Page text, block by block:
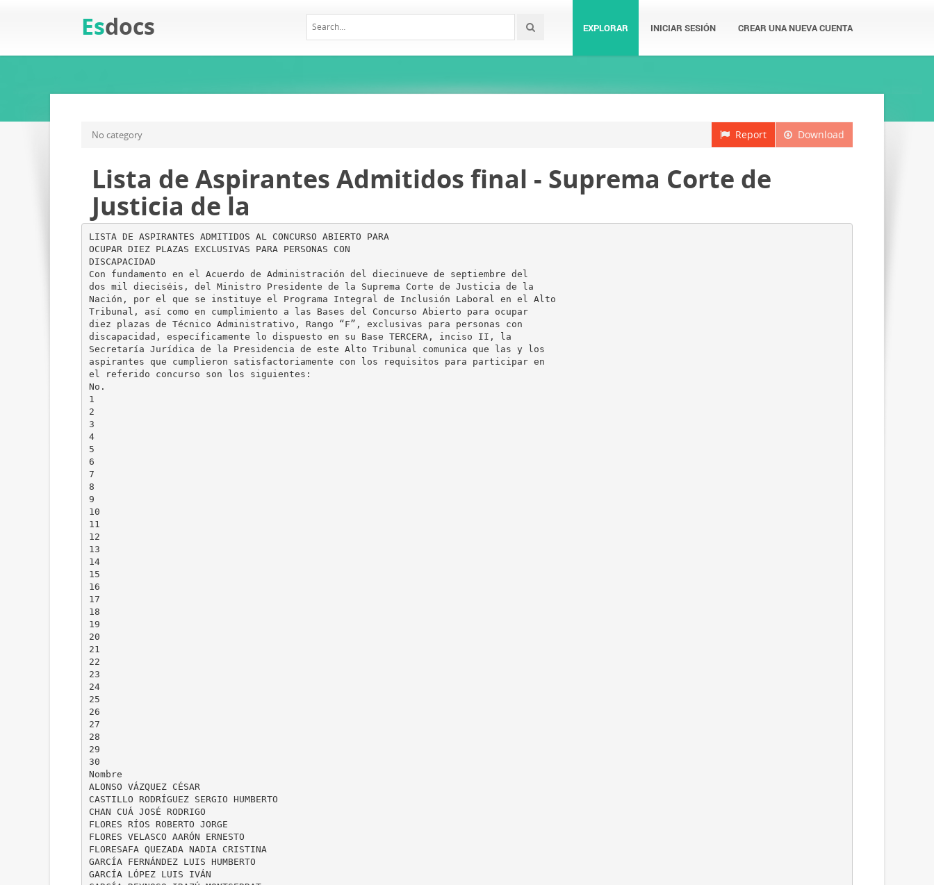
Esdocs EXPLORAR INICIAR SESIÓN CREAR UNA NUEVA CUENTA
Download
Report
No category
Lista de Aspirantes Admitidos final - Suprema Corte de
Justicia de la
LISTA DE ASPIRANTES ADMITIDOS AL CONCURSO ABIERTO PARA
OCUPAR DIEZ PLAZAS EXCLUSIVAS PARA PERSONAS CON
DISCAPACIDAD
Con fundamento en el Acuerdo de Administración del diecinueve de septiembre del
dos mil dieciséis, del Ministro Presidente de la Suprema Corte de Justicia de la
Nación, por el que se instituye el Programa Integral de Inclusión Laboral en el Alto
Tribunal, así como en cumplimiento a las Bases del Concurso Abierto para ocupar
diez plazas de Técnico Administrativo, Rango “F”, exclusivas para personas con
discapacidad, específicamente lo dispuesto en su Base TERCERA, inciso II, la
Secretaría Jurídica de la Presidencia de este Alto Tribunal comunica que las y los
aspirantes que cumplieron satisfactoriamente con los requisitos para participar en
el referido concurso son los siguientes:
No.
1
2
3
4
5
6
7
8
9
10
11
12
13
14
15
16
17
18
19
20
21
22
23
24
25
26
27
28
29
30
Nombre
ALONSO VÁZQUEZ CÉSAR
CASTILLO RODRÍGUEZ SERGIO HUMBERTO
CHAN CUÁ JOSÉ RODRIGO
FLORES RÍOS ROBERTO JORGE
FLORES VELASCO AARÓN ERNESTO
FLORESAFA QUEZADA NADIA CRISTINA
GARCÍA FERNÁNDEZ LUIS HUMBERTO
GARCÍA LÓPEZ LUIS IVÁN